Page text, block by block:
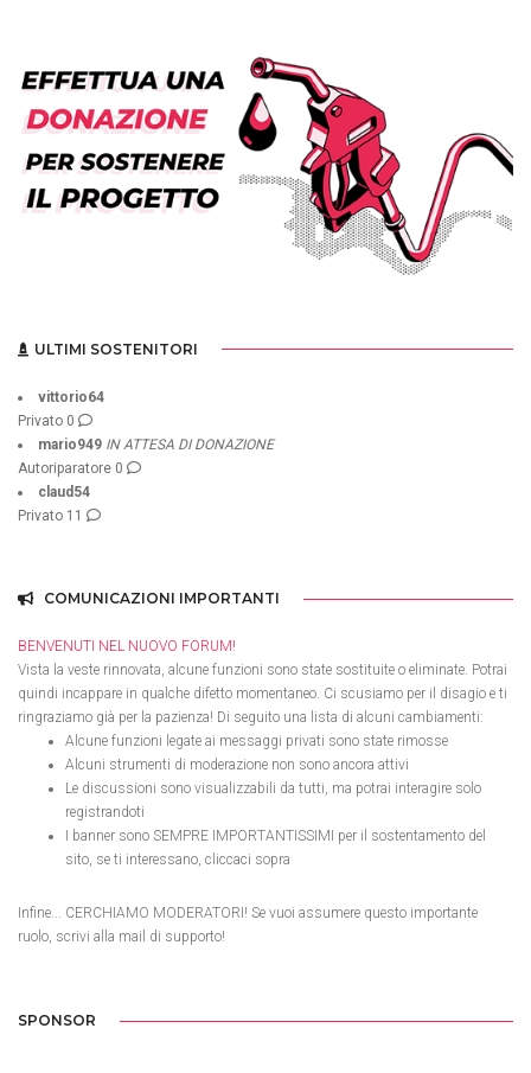
ULTIMI SOSTENITORI
vittorio64
Privato 0
mario949 IN ATTESA DI DONAZIONE
Autoriparatore 0
claud54
Privato 11
COMUNICAZIONI IMPORTANTI
BENVENUTI NEL NUOVO FORUM!
Vista la veste rinnovata, alcune funzioni sono state sostituite o eliminate. Potrai
quindi incappare in qualche difetto momentaneo. Ci scusiamo per il disagio e ti
ringraziamo già per la pazienza! Di seguito una lista di alcuni cambiamenti:
Alcune funzioni legate ai messaggi privati sono state rimosse
Alcuni strumenti di moderazione non sono ancora attivi
Le discussioni sono visualizzabili da tutti, ma potrai interagire solo
registrandoti
I banner sono SEMPRE IMPORTANTISSIMI per il sostentamento del
sito, se ti interessano, cliccaci sopra
Infine... CERCHIAMO MODERATORI! Se vuoi assumere questo importante
ruolo, scrivi alla mail di supporto!
SPONSOR